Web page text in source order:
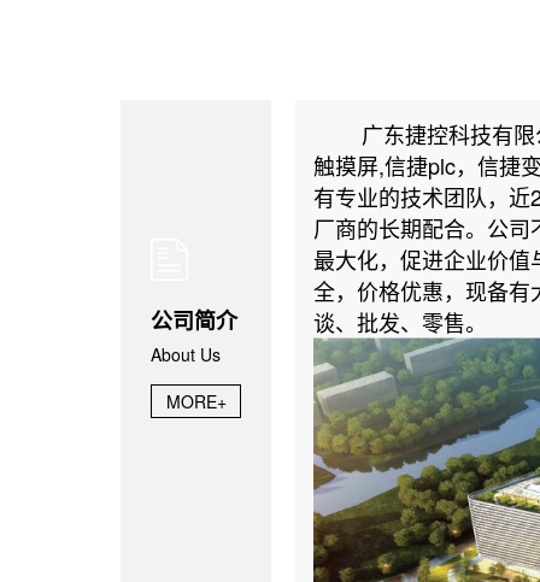
公司简介
About Us
MORE+
广东捷控科技有
触摸屏,信捷plc，信捷
有专业的技术团队，
厂商的长期配合。公
最大化，促进企业价
全，价格优惠，现备
谈、批发、零售。